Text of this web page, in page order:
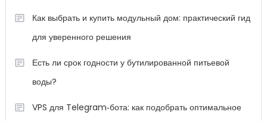
Как выбрать и купить модульный дом: практический гид
для уверенного решения
Есть ли срок годности у бутилированной питьевой
воды?
VPS для Telegram‑бота: как подобрать оптимальное